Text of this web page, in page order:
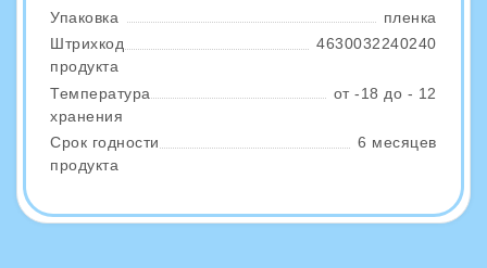
Упаковка
пленка
Штрихкод
продукта
4630032240240
Температура
хранения
от -18 до - 12
Срок годности
продукта
6 месяцев